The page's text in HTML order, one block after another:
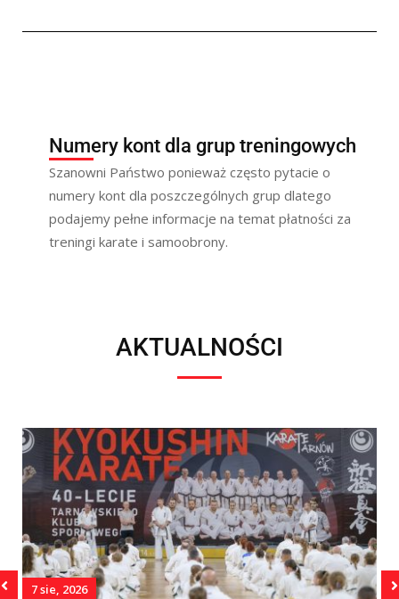
Numery kont dla grup treningowych
Szanowni Państwo ponieważ często pytacie o
numery kont dla poszczególnych grup dlatego
podajemy pełne informacje na temat płatności za
treningi karate i samoobrony.
AKTUALNOŚCI
7 sie, 2026